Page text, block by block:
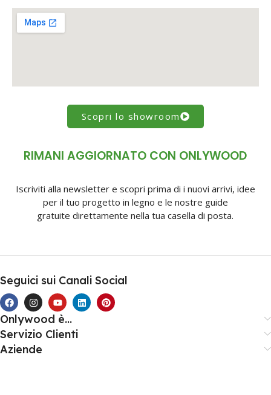
Scopri lo showroom
RIMANI AGGIORNATO CON ONLYWOOD
Iscriviti alla newsletter e scopri prima di i nuovi arrivi, idee
per il tuo progetto in legno e le nostre guide
gratuite direttamente nella tua casella di posta.
Seguici sui Canali Social
Onlywood è...
Servizio Clienti
Aziende